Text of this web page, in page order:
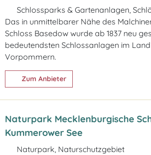
Schlossparks & Gartenanlagen,
Das in unmittelbarer Nähe des
Schloss Basedow wurde ab 1837 neu
bedeutendsten Schlossanlagen im
Vorpommern.
Zum Anbieter
Naturpark Mecklenburgische
Kummerower See
Naturpark, Naturschutzgebiet